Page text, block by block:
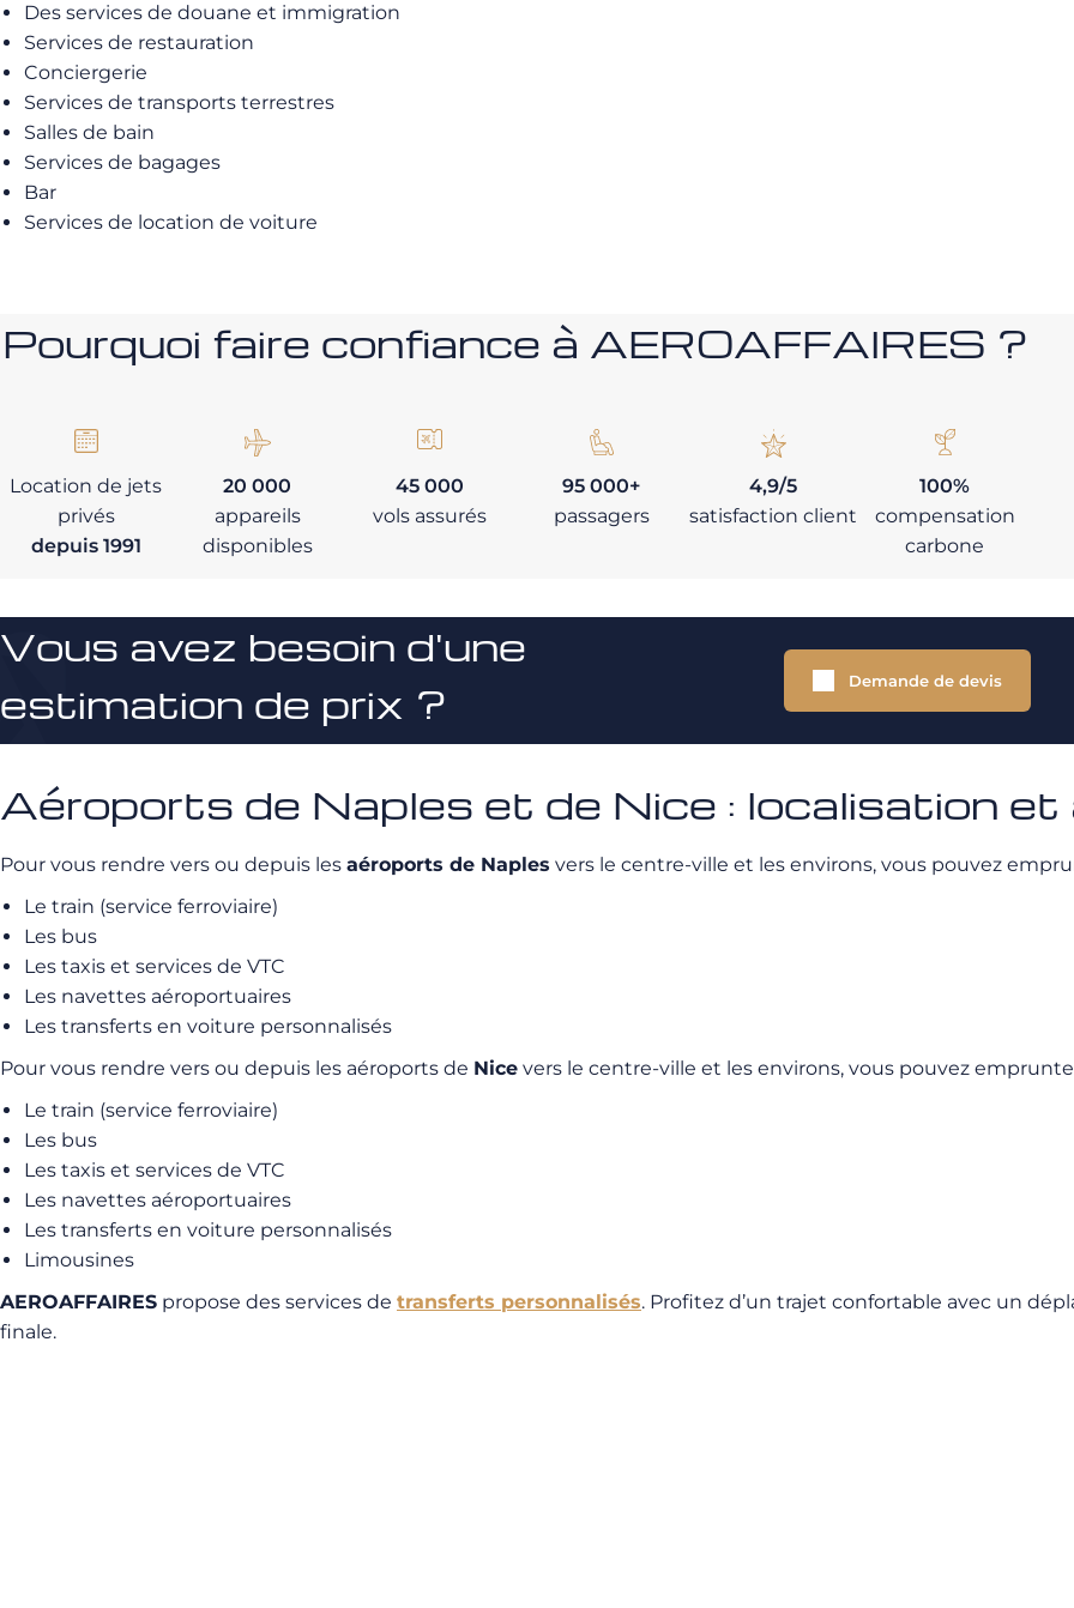
Des services de douane et immigration
Services de restauration
Conciergerie
Services de transports terrestres
Salles de bain
Services de bagages
Bar
Services de location de voiture
Pourquoi faire confiance à AEROAFFAIRES ?
Location de jets
privés
depuis 1991
20 000
appareils
disponibles
45 000
vols assurés
95 000+
passagers
4,9/5
satisfaction client
100%
compensation
carbone
Vous avez besoin d'une
estimation de prix ?
Demande de devis
Aéroports de Naples et de Nice : localisation et
Pour vous rendre vers ou depuis les aéroports de Naples vers le centre-ville et les environs, vous pouvez
Le train (service ferroviaire)
Les bus
Les taxis et services de VTC
Les navettes aéroportuaires
Les transferts en voiture personnalisés
Pour vous rendre vers ou depuis les aéroports de Nice vers le centre-ville et les environs, vous pouvez
Le train (service ferroviaire)
Les bus
Les taxis et services de VTC
Les navettes aéroportuaires
Les transferts en voiture personnalisés
Limousines
AEROAFFAIRES propose des services de transferts personnalisés. Profitez d’un trajet confortable avec un
finale.